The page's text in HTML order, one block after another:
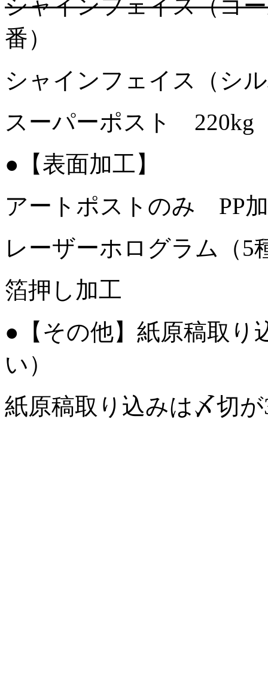
シャインフェイス（ゴ
番）
シャインフェイス（シ
スーパーポスト
●【表面加工】
アートポストのみ PP
レーザーホログラム（5
箔押し加工
●【その他】紙原稿取り
い）
紙原稿取り込みは〆切